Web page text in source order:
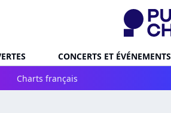
CONCERTS ET ÉVÉNEMENTS
Charts français